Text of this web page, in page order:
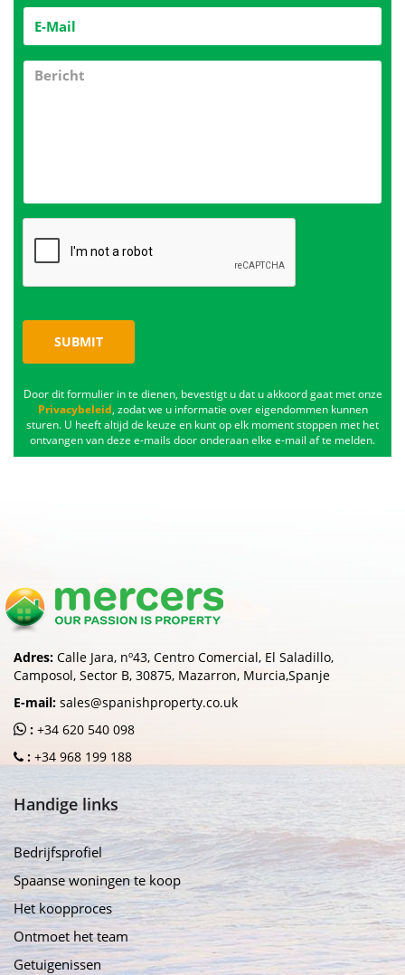
SUBMIT
Door dit formulier in te dienen, bevestigt u dat u akkoord gaat met onze
Privacybeleid, zodat we u informatie over eigendommen kunnen
sturen. U heeft altijd de keuze en kunt op elk moment stoppen met het
ontvangen van deze e-mails door onderaan elke e-mail af te melden.
Adres: Calle Jara, nº43, Centro Comercial, El Saladillo,
Camposol, Sector B, 30875, Mazarron, Murcia,Spanje
E-mail: sales@spanishproperty.co.uk
: +34 620 540 098
: +34 968 199 188
Handige links
Bedrijfsprofiel
Spaanse woningen te koop
Het koopproces
Ontmoet het team
Getuigenissen